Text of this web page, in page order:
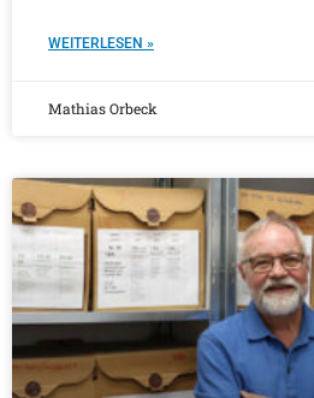
WEITERLESEN »
Mathias Orbeck